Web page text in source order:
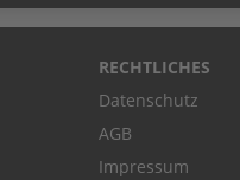
RECHTLICHES
Datenschutz
AGB
Impressum